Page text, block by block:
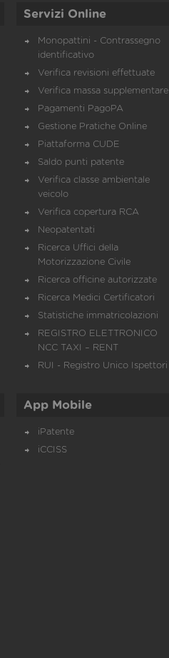
Servizi Online
Monopattini - Contrassegno
identificativo
Verifica revisioni effettuate
Verifica massa supplementare
Pagamenti PagoPA
Gestione Pratiche Online
Piattaforma CUDE
Saldo punti patente
Verifica classe ambientale
veicolo
Verifica copertura RCA
Neopatentati
Ricerca Uffici della
Motorizzazione Civile
Ricerca officine autorizzate
Ricerca Medici Certificatori
Statistiche immatricolazioni
REGISTRO ELETTRONICO
NCC TAXI – RENT
RUI - Registro Unico Ispettori
App Mobile
iPatente
iCCISS